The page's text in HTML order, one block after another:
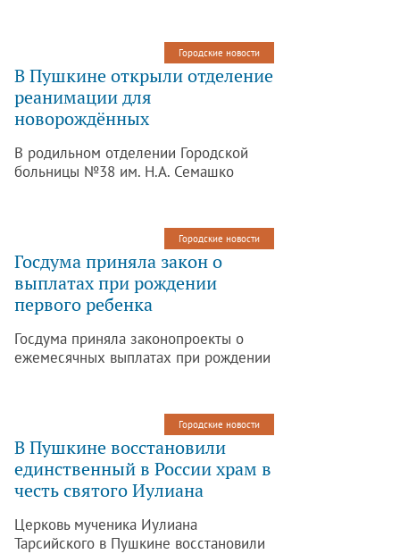
новогодние каникулы. Об этом
сообщает ГМЗ «Царское Село».
Городские новости
В Пушкине открыли отделение
реанимации для
новорождённых
В родильном отделении Городской
больницы №38 им. Н.А. Семашко
Городские новости
Госдума приняла закон о
выплатах при рождении
первого ребенка
Госдума приняла законопроекты о
ежемесячных выплатах при рождении
Городские новости
В Пушкине восстановили
единственный в России храм в
честь святого Иулиана
Церковь мученика Иулиана
Тарсийского в Пушкине восстановили